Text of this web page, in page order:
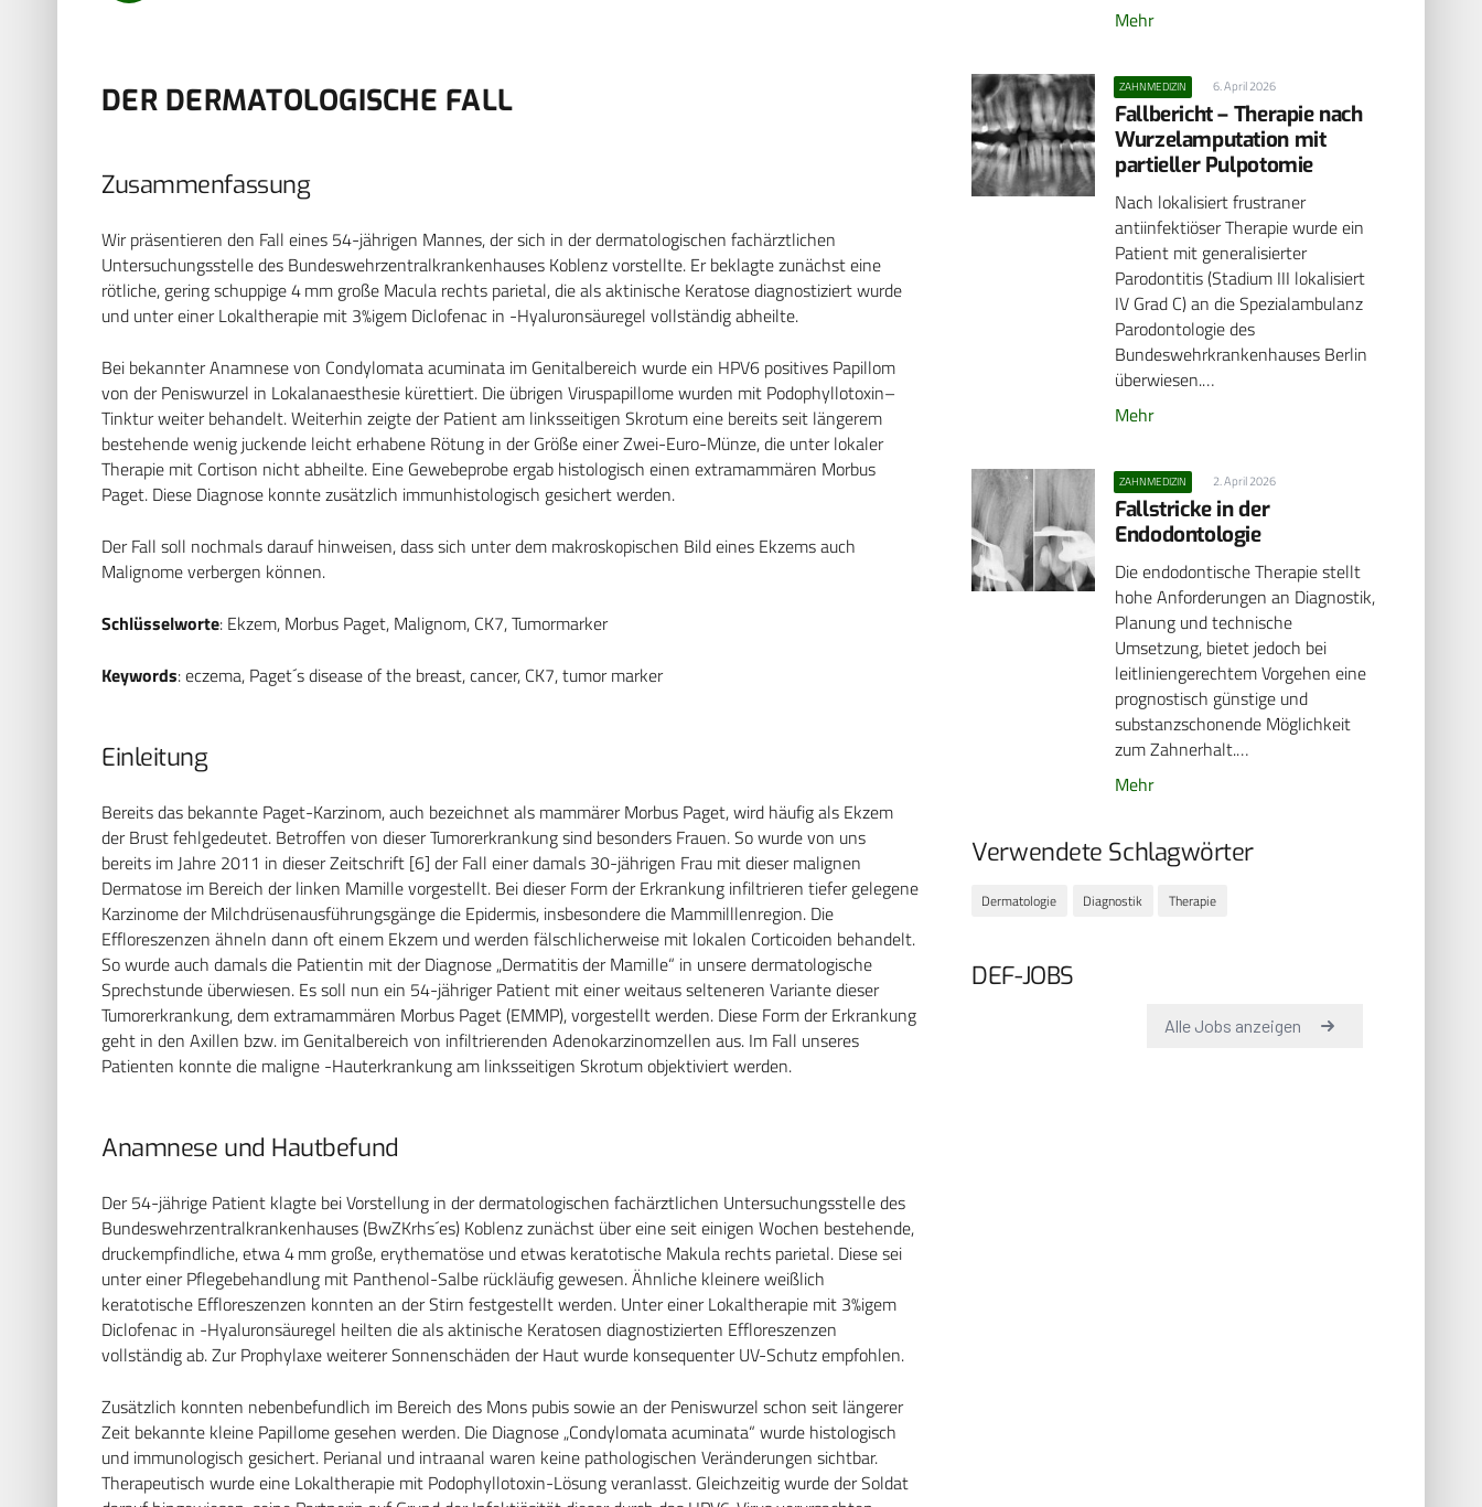
DER DERMATOLOGISCHE FALL
Zusammenfassung
Wir präsentieren den Fall eines 54-jährigen Mannes, der sich in der dermatologischen fachärztlichen
Untersuchungsstelle des Bundeswehrzentralkrankenhauses Koblenz vorstellte. Er beklagte zunächst eine
rötliche, gering schuppige 4 mm große Macula rechts parietal, die als aktinische Keratose diagnostiziert wurde
und unter einer Lokaltherapie mit 3%igem Diclofenac in -Hyaluronsäuregel vollständig abheilte.
Bei bekannter Anamnese von Condylomata acuminata im Genitalbereich wurde ein HPV6 positives Papillom
von der Peniswurzel in Lokalanaesthesie kürettiert. Die übrigen Viruspapillome wurden mit Podophyllotoxin–
Tinktur weiter behandelt. Weiterhin zeigte der Patient am linksseitigen Skrotum eine bereits seit längerem
bestehende wenig juckende leicht erhabene Rötung in der Größe einer Zwei-Euro-Münze, die unter lokaler
Therapie mit Cortison nicht abheilte. Eine Gewebeprobe ergab histologisch einen extramammären Morbus
Paget. Diese Diagnose konnte zusätzlich immunhistologisch gesichert werden.
Der Fall soll nochmals darauf hinweisen, dass sich unter dem makroskopischen Bild eines Ekzems auch
Malignome verbergen können.
Schlüsselworte: Ekzem, Morbus Paget, Malignom, CK7, Tumormarker
Keywords: eczema, Paget´s disease of the breast, cancer, CK7, tumor marker
Einleitung
Bereits das bekannte Paget-Karzinom, auch bezeichnet als mammärer Morbus Paget, wird häufig als Ekzem
der Brust fehlgedeutet. Betroffen von dieser Tumorerkrankung sind besonders Frauen. So wurde von uns
bereits im Jahre 2011 in dieser Zeitschrift [6] der Fall einer damals 30-jährigen Frau mit dieser malignen
Dermatose im Bereich der linken Mamille vorgestellt. Bei dieser Form der Erkrankung infiltrieren tiefer gelegene
Karzinome der Milchdrüsenausführungsgänge die Epidermis, insbesondere die Mammilllenregion. Die
Effloreszenzen ähneln dann oft einem Ekzem und werden fälschlicherweise mit lokalen Corticoiden behandelt.
So wurde auch damals die Patientin mit der Diagnose „Dermatitis der Mamille“ in unsere dermatologische
Sprechstunde überwiesen. Es soll nun ein 54-jähriger Patient mit einer weitaus selteneren Variante dieser
Tumorerkrankung, dem extramammären Morbus Paget (EMMP), vorgestellt werden. Diese Form der Erkrankung
geht in den Axillen bzw. im Genitalbereich von infiltrierenden Adenokarzinomzellen aus. Im Fall unseres
Patienten konnte die maligne -Hauterkrankung am linksseitigen Skrotum objektiviert werden.
Anamnese und Hautbefund
Der 54-jährige Patient klagte bei Vorstellung in der dermatologischen fachärztlichen Untersuchungsstelle des
Bundeswehrzentralkrankenhauses (BwZKrhs´es) Koblenz zunächst über eine seit einigen Wochen bestehende,
druckempfindliche, etwa 4 mm große, erythematöse und etwas keratotische Makula rechts parietal. Diese sei
unter einer Pflegebehandlung mit Panthenol-Salbe rückläufig gewesen. Ähnliche kleinere weißlich
keratotische Effloreszenzen konnten an der Stirn festgestellt werden. Unter einer Lokaltherapie mit 3%igem
Diclofenac in -Hyaluronsäuregel heilten die als aktinische Keratosen diagnostizierten Effloreszenzen
vollständig ab. Zur Prophylaxe weiterer Sonnenschäden der Haut wurde konsequenter UV-Schutz empfohlen.
Zusätzlich konnten nebenbefundlich im Bereich des Mons pubis sowie an der Peniswurzel schon seit längerer
Zeit bekannte kleine Papillome gesehen werden. Die Diagnose „Condylomata acuminata“ wurde histologisch
und immunologisch gesichert. Perianal und intraanal waren keine pathologischen Veränderungen sichtbar.
Therapeutisch wurde eine Lokaltherapie mit Podophyllotoxin-Lösung veranlasst. Gleichzeitig wurde der Soldat
Mehr
ZAHNMEDIZIN 6. April 2026
Fallbericht – Therapie nach
Wurzelamputation mit
partieller Pulpotomie
Nach lokalisiert frustraner
antiinfektiöser Therapie wurde ein
Patient mit generalisierter
Parodontitis (Stadium III lokalisiert
IV Grad C) an die Spezialambulanz
Parodontologie des
Bundeswehrkrankenhauses Berlin
überwiesen.…
Mehr
ZAHNMEDIZIN 2. April 2026
Fallstricke in der
Endodontologie
Die endodontische Therapie stellt
hohe Anforderungen an Diagnostik,
Planung und technische
Umsetzung, bietet jedoch bei
leitliniengerechtem Vorgehen eine
prognostisch günstige und
substanzschonende Möglichkeit
zum Zahnerhalt.…
Mehr
Verwendete Schlagwörter
Dermatologie Diagnostik Therapie
DEF-JOBS